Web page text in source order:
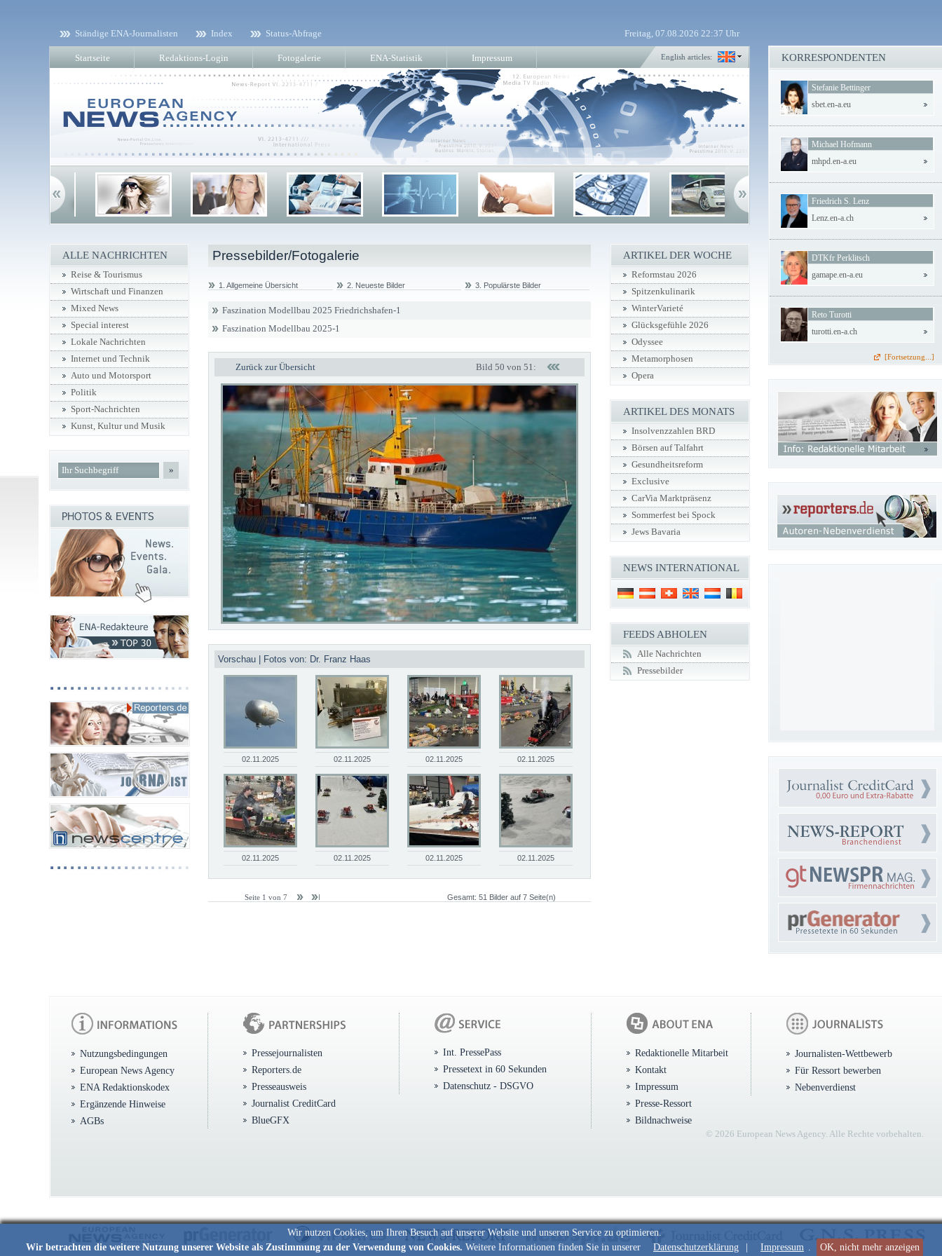
Wir nutzen Cookies, um Ihren Besuch auf unserer Website und unseren Service zu optimieren.
Wir betrachten die weitere Nutzung unserer Website als Zustimmung zu der Verwendung von Cookies. Weitere Informationen finden Sie in unserer Datenschutzerklärung Impressum . OK, nicht mehr anzeigen
Ständige ENA-Journalisten Index Status-Abfrage Freitag, 07.08.2026 22:37 Uhr
Startseite Redaktions-Login Fotogalerie ENA-Statistik Impressum English articles:
Pressebilder/Fotogalerie
1. Allgemeine Übersicht 2. Neueste Bilder 3. Populärste Bilder
Faszination Modellbau 2025 Friedrichshafen-1
Faszination Modellbau 2025-1
Zurück zur Übersicht Bild 50 von 51:
Vorschau | Fotos von: Dr. Franz Haas
02.11.2025 02.11.2025 02.11.2025 02.11.2025
02.11.2025 02.11.2025 02.11.2025 02.11.2025
Seite 1 von 7 Gesamt: 51 Bilder auf 7 Seite(n)
ALLE NACHRICHTEN
Reise & Tourismus
Wirtschaft und Finanzen
Mixed News
Special interest
Lokale Nachrichten
Internet und Technik
Auto und Motorsport
Politik
Sport-Nachrichten
Kunst, Kultur und Musik
»
ARTIKEL DER WOCHE
Reformstau 2026
Spitzenkulinarik
WinterVarieté
Glücksgefühle 2026
Odyssee
Metamorphosen
Opera
ARTIKEL DES MONATS
Insolvenzzahlen BRD
Börsen auf Talfahrt
Gesundheitsreform
Exclusive
CarVia Marktpräsenz
Sommerfest bei Spock
Jews Bavaria
NEWS INTERNATIONAL
FEEDS ABHOLEN
Alle Nachrichten
Pressebilder
KORRESPONDENTEN
Stefanie Bettinger
sbet.en-a.eu
Michael Hofmann
mhpd.en-a.eu
Friedrich S. Lenz
Lenz.en-a.ch
DTKfr Perklitsch
gamape.en-a.eu
Reto Turotti
turotti.en-a.ch
[Fortsetzung...]
Nutzungsbedingungen
European News Agency
ENA Redaktionskodex
Ergänzende Hinweise
AGBs
Pressejournalisten
Reporters.de
Presseausweis
Journalist CreditCard
BlueGFX
Int. PressePass
Pressetext in 60 Sekunden
Datenschutz - DSGVO
Redaktionelle Mitarbeit
Kontakt
Impressum
Presse-Ressort
Bildnachweise
Journalisten-Wettbewerb
Für Ressort bewerben
Nebenverdienst
© 2026 European News Agency. Alle Rechte vorbehalten.